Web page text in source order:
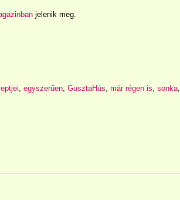
jelenik meg.
, egyszerűen, GusztaHús, már régen is, sonka,